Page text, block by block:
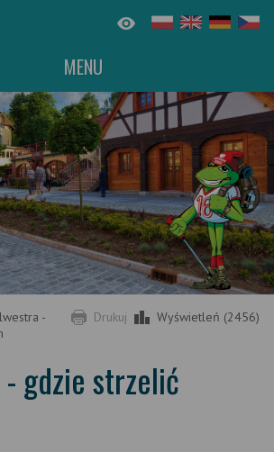
MENU
Drukuj Wyświetleń (2456)
-
gdzie strzelić